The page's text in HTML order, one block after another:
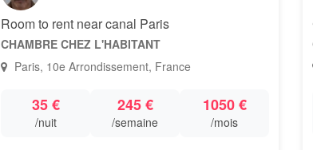
Room to rent near canal Paris
CHAMBRE CHEZ L'HABITANT
Paris, 10e Arrondissement, France
35 €
/nuit
245 €
/semaine
1050 €
/mois